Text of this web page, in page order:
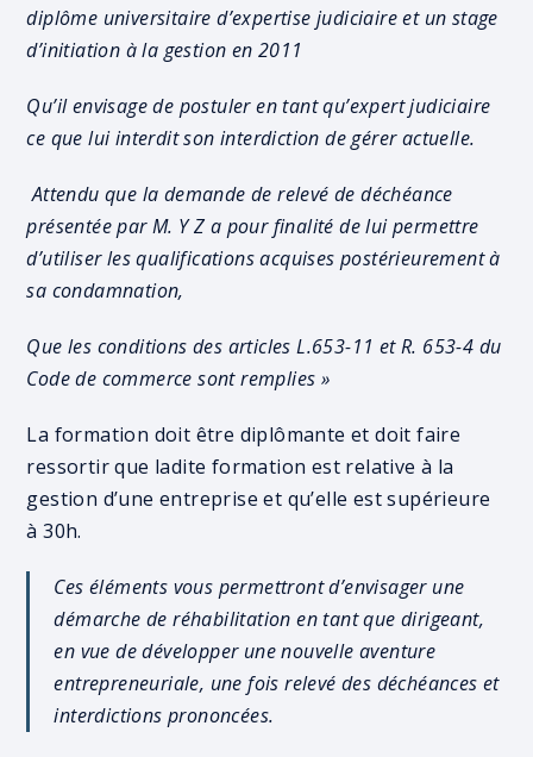
diplôme universitaire d’expertise judiciaire et un stage
d’initiation à la gestion en 2011
Qu’il envisage de postuler en tant qu’expert judiciaire
ce que lui interdit son interdiction de gérer actuelle.
Attendu que la demande de relevé de déchéance
présentée par M. Y Z a pour finalité de lui permettre
d’utiliser les qualifications acquises postérieurement à
sa condamnation,
Que les conditions des articles L.653-11 et R. 653-4 du
Code de commerce sont remplies »
La formation doit être diplômante et doit faire
ressortir que ladite formation est relative à la
gestion d’une entreprise et qu’elle est supérieure
à 30h.
Ces éléments vous permettront d’envisager une
démarche de réhabilitation en tant que dirigeant,
en vue de développer une nouvelle aventure
entrepreneuriale, une fois relevé des déchéances et
interdictions prononcées.